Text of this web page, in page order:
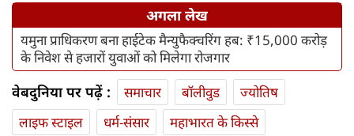
अगला लेख
यमुना प्राधिकरण बना हाईटेक मैन्युफैक्चरिंग हब: ₹15,000 करोड़
के निवेश से हजारों युवाओं को मिलेगा रोजगार
वेबदुनिया पर पढ़ें : समाचार बॉलीवुड
ज्योतिष
लाइफ स्‍टाइल
धर्म-संसार
महाभारत के किस्से